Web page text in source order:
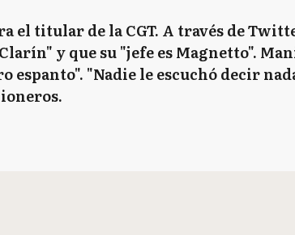
titular de la CGT. A través de
y que su "jefe es Magnetto".
"Nadie le escuchó decir